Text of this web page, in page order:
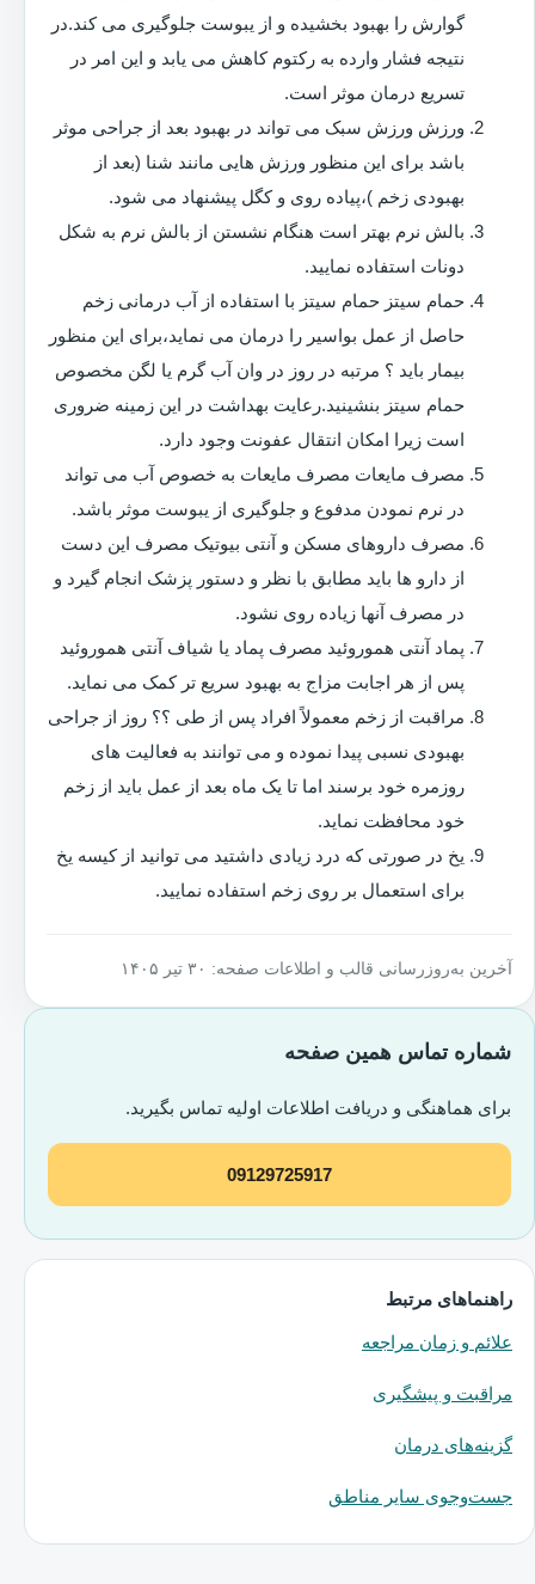
گوارش را بهبود بخشیده و از یبوست جلوگیری می کند.در
نتیجه فشار وارده به رکتوم کاهش می یابد و این امر در
تسریع درمان موثر است.
ورزش ورزش سبک می تواند در بهبود بعد از جراحی موثر
باشد برای این منظور ورزش هایی مانند شنا (بعد از
بهبودی زخم )،پیاده روی و کگل پیشنهاد می شود.
بالش نرم بهتر است هنگام نشستن از بالش نرم به شکل
دونات استفاده نمایید.
حمام سیتز حمام سیتز با استفاده از آب درمانی زخم
حاصل از عمل بواسیر را درمان می نماید،برای این منظور
بیمار باید ؟ مرتبه در روز در وان آب گرم یا لگن مخصوص
حمام سیتز بنشینید.رعایت بهداشت در این زمینه ضروری
است زیرا امکان انتقال عفونت وجود دارد.
مصرف مایعات مصرف مایعات به خصوص آب می تواند
در نرم نمودن مدفوع و جلوگیری از یبوست موثر باشد.
مصرف داروهای مسکن و آنتی بیوتیک مصرف این دست
از دارو ها باید مطابق با نظر و دستور پزشک انجام گیرد و
در مصرف آنها زیاده روی نشود.
پماد آنتی هموروئید مصرف پماد یا شیاف آنتی هموروئید
پس از هر اجابت مزاج به بهبود سریع تر کمک می نماید.
مراقبت از زخم معمولاً افراد پس از طی ؟؟ روز از جراحی
بهبودی نسبی پیدا نموده و می توانند به فعالیت های
روزمره خود برسند اما تا یک ماه بعد از عمل باید از زخم
خود محافظت نماید.
یخ در صورتی که درد زیادی داشتید می توانید از کیسه یخ
برای استعمال بر روی زخم استفاده نمایید.
آخرین به‌روزرسانی قالب و اطلاعات صفحه: ۳۰ تیر ۱۴۰۵
شماره تماس همین صفحه
برای هماهنگی و دریافت اطلاعات اولیه تماس بگیرید.
09129725917
راهنماهای مرتبط
علائم و زمان مراجعه
مراقبت و پیشگیری
گزینه‌های درمان
جست‌وجوی سایر مناطق